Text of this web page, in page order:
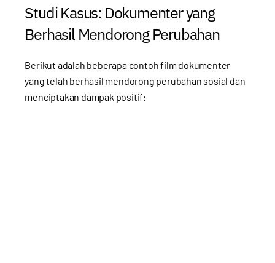
Studi Kasus: Dokumenter yang
Berhasil Mendorong Perubahan
Berikut adalah beberapa contoh film dokumenter
yang telah berhasil mendorong perubahan sosial dan
menciptakan dampak positif: